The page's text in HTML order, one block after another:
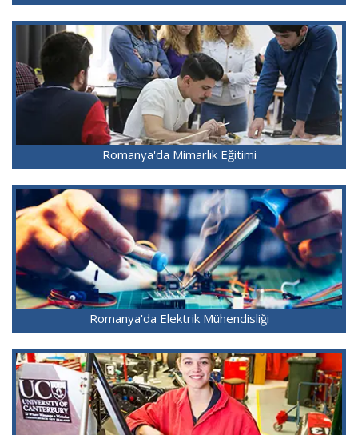
Romanya'da Mimarlık Eğitimi
Romanya'da Elektrik Mühendisliği